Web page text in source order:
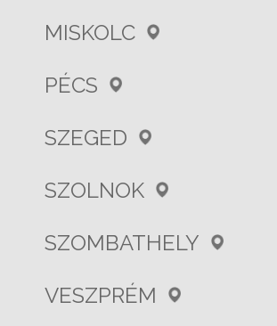
MISKOLC
PÉCS
SZEGED
SZOLNOK
SZOMBATHELY
VESZPRÉM